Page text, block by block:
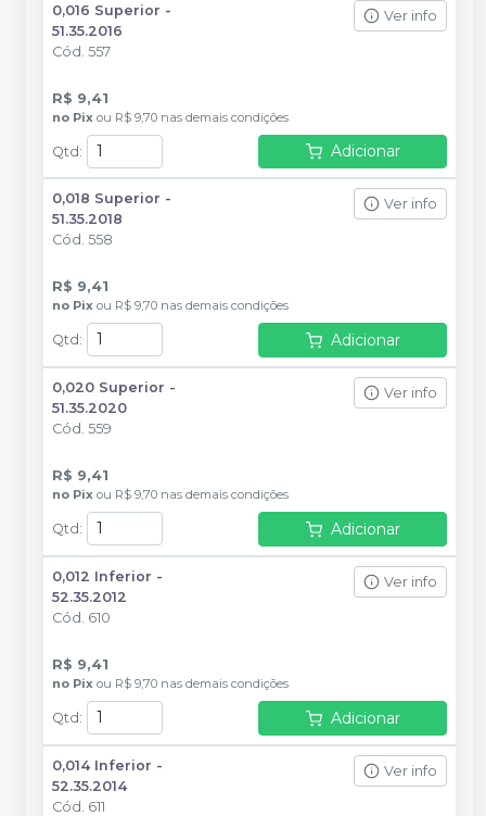
0,016 Superior -
51.35.2016
Cód. 557
Ver info
R$ 9,41
no Pix ou R$ 9,70 nas demais condições
Qtd: Adicionar
0,018 Superior -
51.35.2018
Cód. 558
Ver info
R$ 9,41
no Pix ou R$ 9,70 nas demais condições
Qtd : Adicionar
0,020 Superior -
51.35.2020
Cód. 559
Ver info
R$ 9,41
no Pix ou R$ 9,70 nas demais condições
Qtd : Adicionar
0,012 Inferior -
52.35.2012
Cód. 610
Ver info
R$ 9,41
no Pix ou R$ 9,70 nas demais condições
Qtd : Adicionar
0,014 Inferior -
52.35.2014
Cód. 611
Ver info